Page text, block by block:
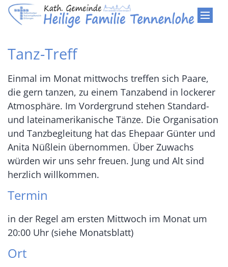
Zum Inhalt springen
Tanz-Treff
Einmal im Monat mittwochs treffen sich Paare,
die gern tanzen, zu einem Tanzabend in lockerer
Atmosphäre. Im Vordergrund stehen Standard-
und lateinamerikanische Tänze. Die Organisation
und Tanzbegleitung hat das Ehepaar Günter und
Anita Nüßlein übernommen. Über Zuwachs
würden wir uns sehr freuen. Jung und Alt sind
herzlich willkommen.
Termin
in der Regel am ersten Mittwoch im Monat um
20:00 Uhr (siehe Monatsblatt)
Ort